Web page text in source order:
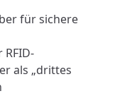
für sichere
RFID-
als „drittes